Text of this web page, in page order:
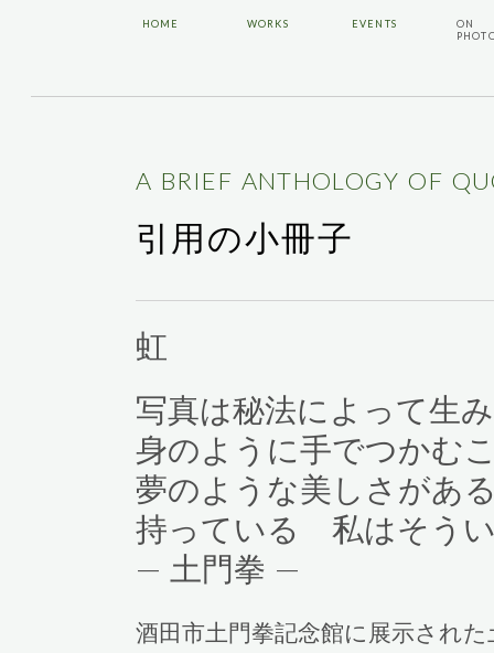
HOME WORKS EVENTS
ON
A BRIEF ANTHOLOGY OF
引用の小冊子
虹
写真は秘法によって生
身のように手でつか
夢のような美しさがあ
持っている 私はそう
— 土門拳 —
酒田市土門拳記念館に展示され